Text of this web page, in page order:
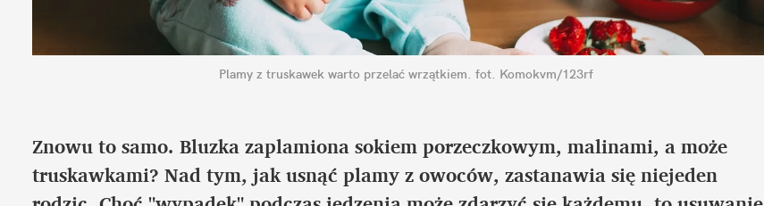
Plamy z truskawek warto przelać wrzątkiem. fot. Komokvm/123rf
Znowu to samo. Bluzka zaplamiona sokiem porzeczkowym, malinami, a może
truskawkami? Nad tym, jak usnąć plamy z owoców, zastanawia się niejeden